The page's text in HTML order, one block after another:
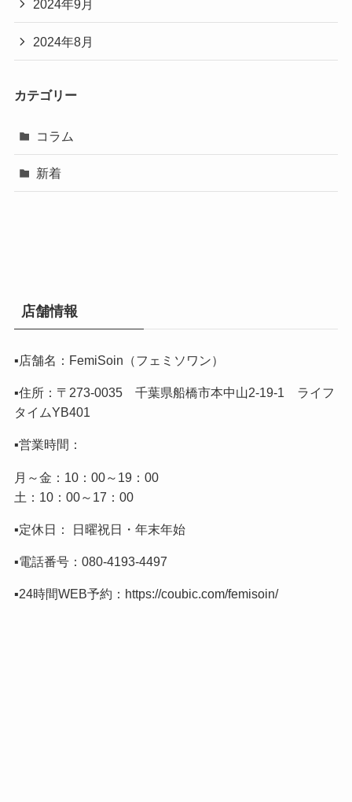
2024年9月
2024年8月
カテゴリー
コラム
新着
店舗情報
▪️店舗名：FemiSoin（フェミソワン）
▪️住所：〒273-0035 千葉県船橋市本中山2-19-1 ライフ
タイムYB401
▪️営業時間：
月～金：10：00～19：00
土：10：00～17：00
▪️定休日： 日曜祝日・年末年始
▪️電話番号： 080-4193-4497
▪️24時間WEB予約： https://coubic.com/femisoin/